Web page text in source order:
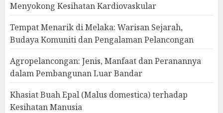
Menyokong Kesihatan Kardiovaskular
Tempat Menarik di Melaka: Warisan Sejarah,
Budaya Komuniti dan Pengalaman Pelancongan
Agropelancongan: Jenis, Manfaat dan Peranannya
dalam Pembangunan Luar Bandar
Khasiat Buah Epal (Malus domestica) terhadap
Kesihatan Manusia